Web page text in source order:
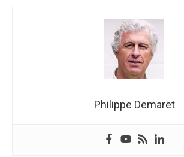
Philippe Demaret